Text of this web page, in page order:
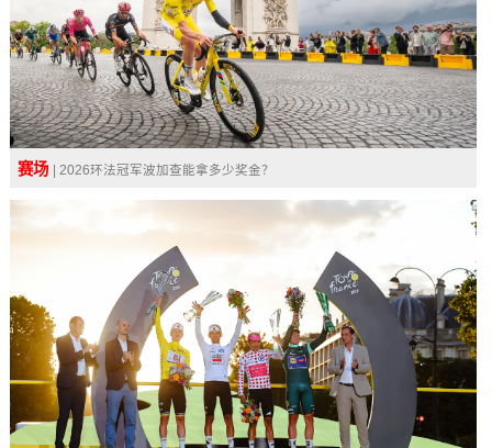
赛场 | 2026环法冠军波加查能拿多少奖金？